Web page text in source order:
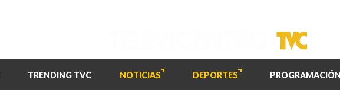
TRENDING TVC NOTICIAS DEPORTES PROGRAMACIÓN